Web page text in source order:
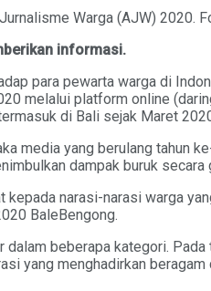
Warga (AJW) 2020.
informasi.
para pewarta warga di
melalui platform online
di Bali sejak Maret
media yang berulang tahun
dampak buruk
narasi-narasi warga
BaleBengong.
beberapa kategori.
yang menghadirkan